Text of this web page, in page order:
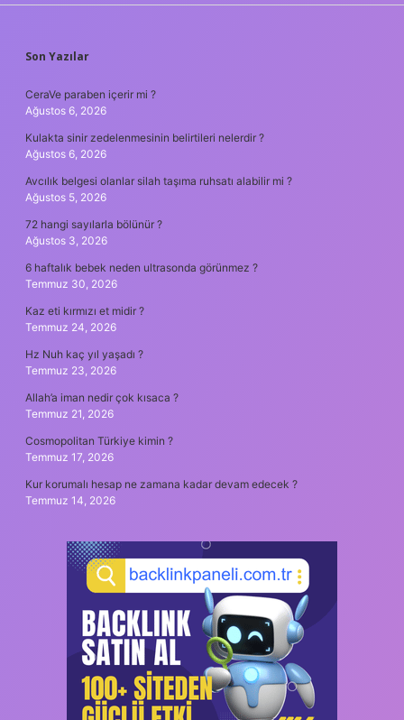
SIDEBAR
Son Yazılar
CeraVe paraben içerir mi ?
Ağustos 6, 2026
Kulakta sinir zedelenmesinin belirtileri nelerdir ?
Ağustos 6, 2026
Avcılık belgesi olanlar silah taşıma ruhsatı alabilir mi ?
Ağustos 5, 2026
72 hangi sayılarla bölünür ?
Ağustos 3, 2026
6 haftalık bebek neden ultrasonda görünmez ?
Temmuz 30, 2026
Kaz eti kırmızı et midir ?
Temmuz 24, 2026
Hz Nuh kaç yıl yaşadı ?
Temmuz 23, 2026
Allah’a iman nedir çok kısaca ?
Temmuz 21, 2026
Cosmopolitan Türkiye kimin ?
Temmuz 17, 2026
Kur korumalı hesap ne zamana kadar devam edecek ?
Temmuz 14, 2026